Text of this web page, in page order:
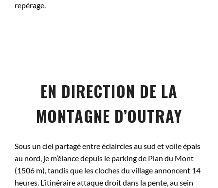
repérage.
EN DIRECTION DE LA
MONTAGNE D’OUTRAY
Sous un ciel partagé entre éclaircies au sud et voile épais
au nord, je m’élance depuis le parking de Plan du Mont
(1506 m), tandis que les cloches du village annoncent 14
heures. L’itinéraire attaque droit dans la pente, au sein